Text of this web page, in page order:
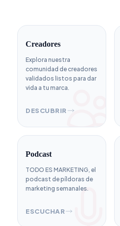
Creadores
Explora nuestra
comunidad de creadores
validados listos para dar
vida a tu marca.
DESCUBRIR
Podcast
TODO ES MARKETING, el
podcast de píldoras de
marketing semanales.
ESCUCHAR